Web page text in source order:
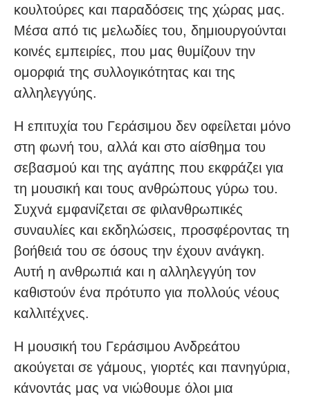
κουλτούρες και παραδόσεις της χώρας μας.
Μέσα από τις μελωδίες του, δημιουργούνται
κοινές εμπειρίες, που μας θυμίζουν την
ομορφιά της συλλογικότητας και της
αλληλεγγύης.
Η επιτυχία του Γεράσιμου δεν οφείλεται μόνο
στη φωνή του, αλλά και στο αίσθημα του
σεβασμού και της αγάπης που εκφράζει για
τη μουσική και τους ανθρώπους γύρω του.
Συχνά εμφανίζεται σε φιλανθρωπικές
συναυλίες και εκδηλώσεις, προσφέροντας τη
βοήθειά του σε όσους την έχουν ανάγκη.
Αυτή η ανθρωπιά και η αλληλεγγύη τον
καθιστούν ένα πρότυπο για πολλούς νέους
καλλιτέχνες.
Η μουσική του Γεράσιμου Ανδρεάτου
ακούγεται σε γάμους, γιορτές και πανηγύρια,
κάνοντάς μας να νιώθουμε όλοι μια